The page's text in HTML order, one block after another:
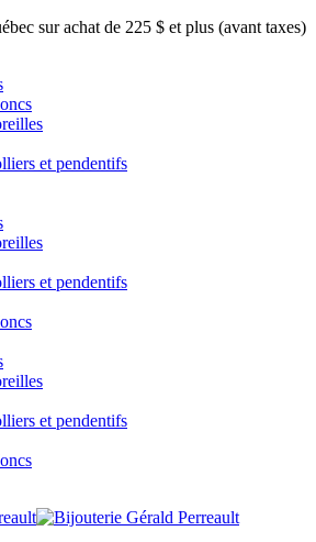
sur achat de 225 $ et plus (avant taxes)
et pendentifs
et pendentifs
et pendentifs